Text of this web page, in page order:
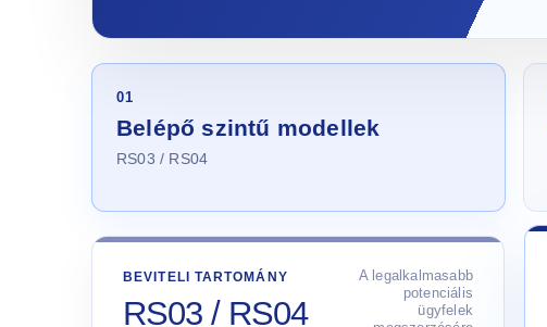
01
Belépő szintű modellek
RS03 / RS04
BEVITELI TARTOMÁNY
RS03 / RS04
A legalkalmasabb
potenciális
ügyfelek